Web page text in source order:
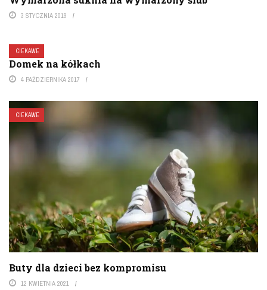
3 STYCZNIA 2019
CIEKAWE
Domek na kółkach
4 PAŹDZIERNIKA 2017
CIEKAWE
Buty dla dzieci bez kompromisu
12 KWIETNIA 2021